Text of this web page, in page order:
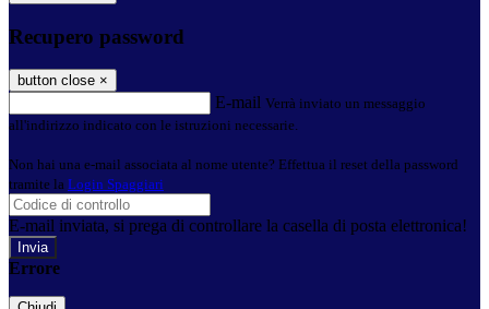
Recupero password
button close ×
E-mail Verrà inviato un messaggio
all'indirizzo indicato con le istruzioni necessarie.
Non hai una e-mail associata al nome utente? Effettua il reset della password
tramite la Login Spaggiari
E-mail inviata, si prega di controllare la casella di posta elettronica!
Errore